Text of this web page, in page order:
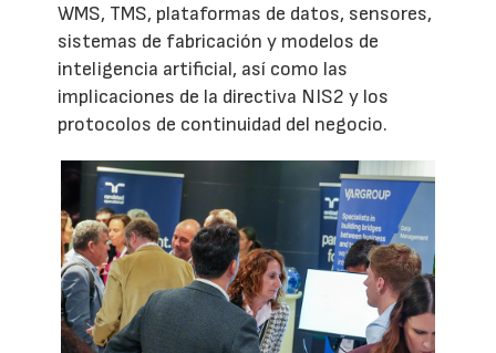
WMS, TMS, plataformas de datos, sensores,
sistemas de fabricación y modelos de
inteligencia artificial, así como las
implicaciones de la directiva NIS2 y los
protocolos de continuidad del negocio.